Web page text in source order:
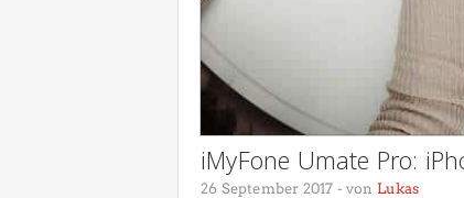
iMyFone Umate Pro:
26 September 2017 - von Lukas